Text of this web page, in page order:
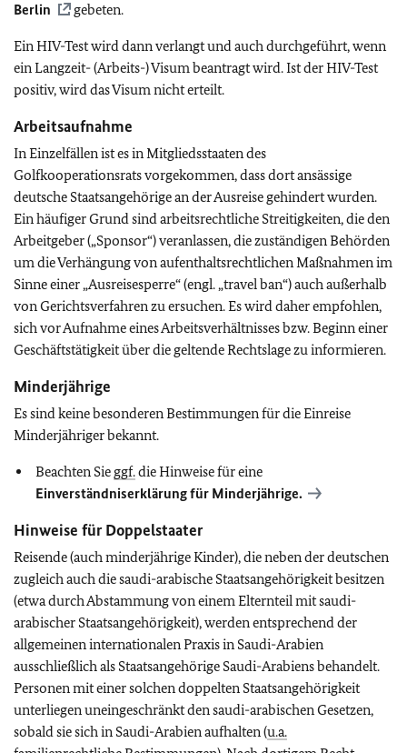
Berlin
gebeten.
Ein HIV-Test wird dann verlangt und auch durchgeführt, wenn
ein Langzeit- (Arbeits-) Visum beantragt wird. Ist der HIV-Test
positiv, wird das Visum nicht erteilt.
Arbeitsaufnahme
In Einzelfällen ist es in Mitgliedsstaaten des
Golfkooperationsrats vorgekommen, dass dort ansässige
deutsche Staatsangehörige an der Ausreise gehindert wurden.
Ein häufiger Grund sind arbeitsrechtliche Streitigkeiten, die den
Arbeitgeber („Sponsor“) veranlassen, die zuständigen Behörden
um die Verhängung von aufenthaltsrechtlichen Maßnahmen im
Sinne einer „Ausreisesperre“ (engl. „travel ban“) auch außerhalb
von Gerichtsverfahren zu ersuchen. Es wird daher empfohlen,
sich vor Aufnahme eines Arbeitsverhältnisses bzw. Beginn einer
Geschäftstätigkeit über die geltende Rechtslage zu informieren.
Minderjährige
Es sind keine besonderen Bestimmungen für die Einreise
Minderjähriger bekannt.
Beachten Sie ggf.die Hinweise für eine
Einverständniserklärung für Minderjährige.
Hinweise für Doppelstaater
Reisende (auch minderjährige Kinder), die neben der deutschen
zugleich auch die saudi-arabische Staatsangehörigkeit besitzen
(etwa durch Abstammung von einem Elternteil mit saudi-
arabischer Staatsangehörigkeit), werden entsprechend der
allgemeinen internationalen Praxis in Saudi-Arabien
ausschließlich als Staatsangehörige Saudi-Arabiens behandelt.
Personen mit einer solchen doppelten Staatsangehörigkeit
unterliegen uneingeschränkt den saudi-arabischen Gesetzen,
sobald sie sich in Saudi-Arabien aufhalten (u.a.